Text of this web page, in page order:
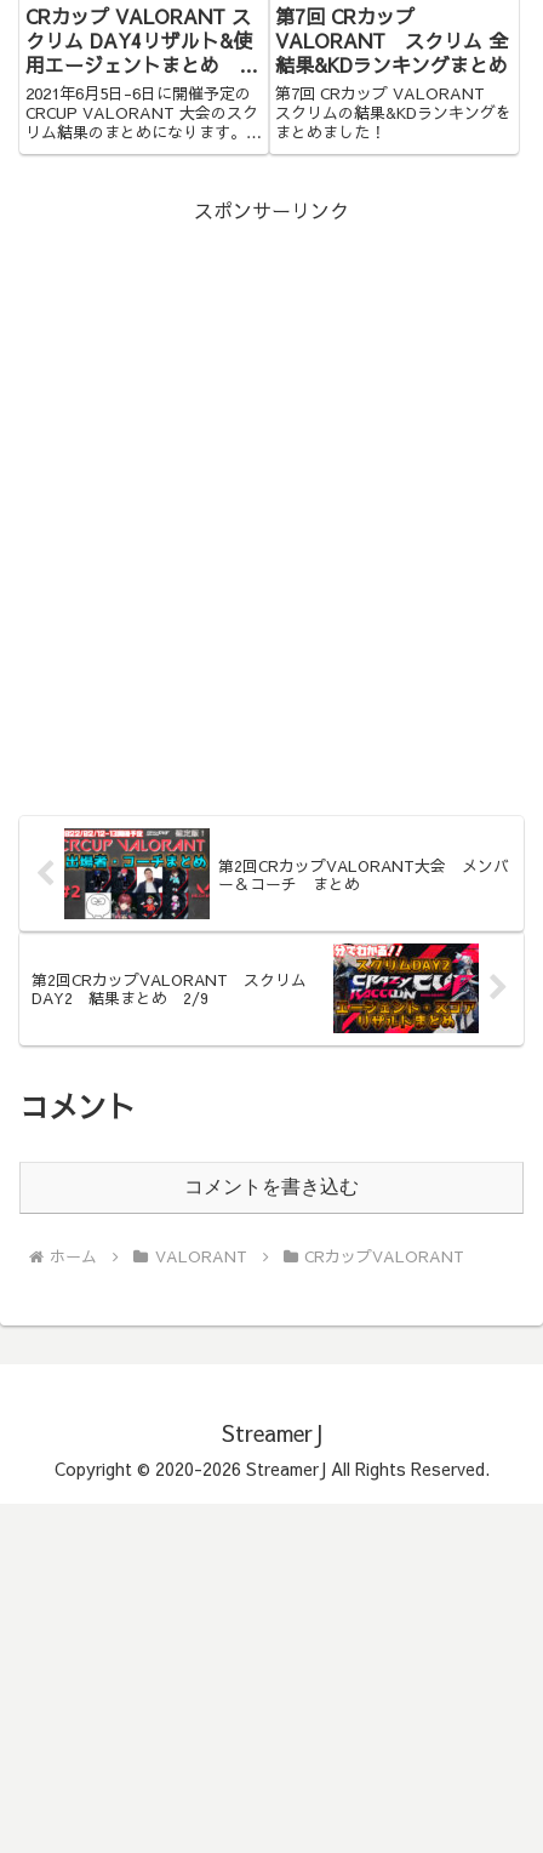
CRカップ VALORANT ス
クリム DAY4リザルト&使
用エージェントまとめ 総
合結果あり
2021年6月5日-6日に開催予定の
CRCUP VALORANT 大会のスク
リム結果のまとめになります。是
非ご覧ください。
第7回 CRカップ
VALORANT スクリム 全
結果&KDランキングまとめ
第7回 CRカップ VALORANT
スクリムの結果&KDランキングを
まとめました！
スポンサーリンク
第2回CRカップVALORANT大会 メンバ
ー＆コーチ まとめ
第2回CRカップVALORANT スクリム
DAY2 結果まとめ 2/9
コメント
コメントを書き込む
ホーム VALORANT CRカップVALORANT
StreamerJ
Copyright © 2020-2026 StreamerJ All Rights Reserved.